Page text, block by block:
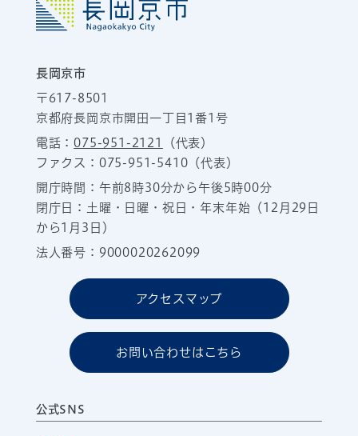
長岡京市
〒617-8501
京都府長岡京市開田一丁目1番1号
電話：075-951-2121
（代表）
ファクス：075-951-5410（代表）
開庁時間：午前8時30分から午後5時00分
閉庁日：土曜・日曜・祝日・年末年始（12月29日
から1月3日）
法人番号：9000020262099
アクセスマップ
お問い合わせはこちら
公式SNS